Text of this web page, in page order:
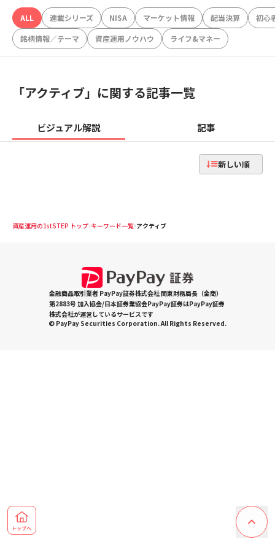
ALL 連載シリーズ NISA マーケット情報 配当決算
初心
銘柄情報／テーマ
資産運用ノウハウ ライフ&マネー
「アクティブ」に関する記事一覧
ビジュアル解説 記事
新しい順
資産運用の1stSTEP トップ キーワード一覧 アクティブ
金融商品取引業者 PayPay証券株式会社 関東財務局長（金商）
第2883号 加入協会/日本証券業協会PayPay証券はPayPay証券
株式会社が運営しているサービスです
© PayPay Securities Corporation. All Rights Reserved.